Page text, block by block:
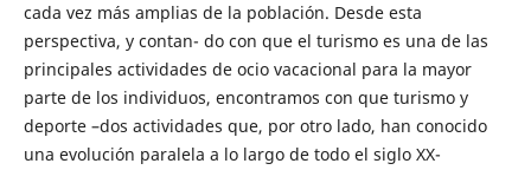
cada vez más amplias de la población. Desde esta
perspectiva, y contan- do con que el turismo es una de las
principales actividades de ocio vacacional para la mayor
parte de los individuos, encontramos con que turismo y
deporte –dos actividades que, por otro lado, han conocido
una evolución paralela a lo largo de todo el siglo XX-